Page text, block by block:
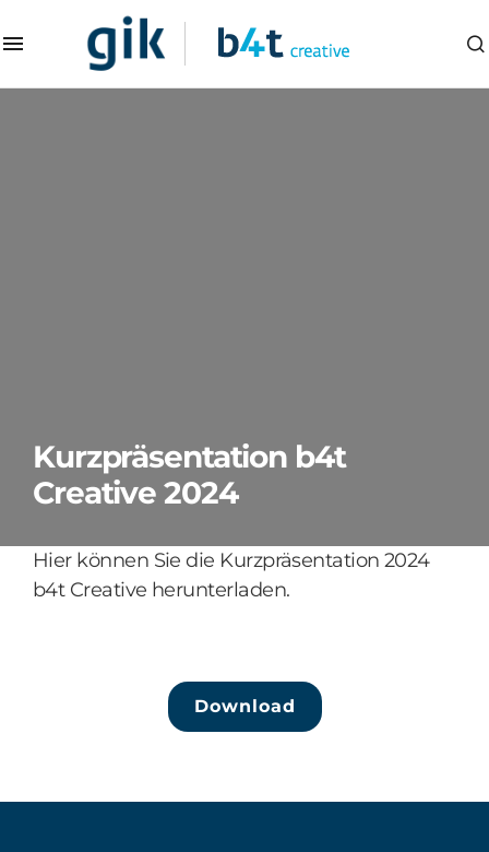
Kurzpräsentation b4t
Creative 2024
Hier können Sie die Kurzpräsentation 2024
b4t Creative herunterladen.
Download